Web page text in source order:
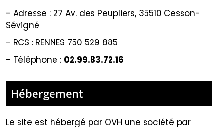
- Adresse : 27 Av. des Peupliers, 35510 Cesson-
Sévigné
- RCS : RENNES 750 529 885
- Téléphone : 02.99.83.72.16
Hébergement
Le site est hébergé par OVH une société par